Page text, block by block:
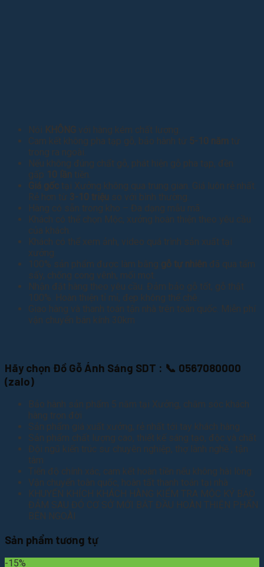
Nói KHÔNG với hàng kém chất lượng.
Cam kết không pha tạp gỗ, bảo hành từ 5-10 năm từ
trong ra ngoài.
Nếu không đúng chất gỗ, phát hiện gỗ pha tạp, đền
gấp 10 lần tiền.
Giá gốc tại Xưởng không qua trung gian. Giá luôn rẻ nhất.
Rẻ hơn từ 3-10 triệu so với bình thường.
Hàng có sẵn trong kho – Đa dạng mẫu mã.
Khách có thể chọn Mộc, xưởng hoàn thiện theo yêu cầu
của khách.
Khách có thể xem ảnh, video quá trình sản xuất tại
xưởng.
100% sản phẩm được làm bằng gỗ tự nhiên đã qua tẩm
sấy, chống cong vênh, mối mọt.
Nhận đặt hàng theo yêu cầu. Đảm bảo gỗ tốt, gỗ thật
100%. Hoàn thiện tỉ mỉ, đẹp không thể chê.
Giao hàng và thanh toán tận nhà trên toàn quốc. Miễn phí
vận chuyển bán kính 30km
Hãy chọn Đồ Gỗ Ánh Sáng SDT : 📞 0567080000
(zalo)
Bảo hành sản phẩm 5 năm tại Xưởng, chăm sóc khách
hàng trọn đời
Sản phẩm giá xuất xưởng, rẻ nhất tới tay khách hàng
Sản phẩm chất lượng cao, thiết kế sáng tạo, độc và chất
Đội ngũ kiến trúc sư chuyên nghiệp, thợ lành nghề , tận
tâm
Tiến độ chính xác, cam kết hoàn tiền nếu không hài lòng
Vận chuyển toàn quốc, hoàn tất thanh toán tại nhà
KHUYẾN KHÍCH KHÁCH HÀNG KIỂM TRA MỘC KÝ BẢO
ĐẢM SAU ĐÓ CƠ SỞ MỚI BẮT ĐẦU HOÀN THIỆN PHẨN
BÊN NGOÀI
Sản phẩm tương tự
-15%